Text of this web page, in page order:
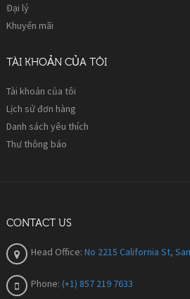
Đại lý
Khuyến mãi
TÀI KHOẢN CỦA TÔI
Tài khoản của tôi
Lịch sử đơn hàng
Danh sách yêu thích
Thư thông báo
CONTACT US
Head Office: No 2215 California St,
Phone: (+1) 857 219 7633